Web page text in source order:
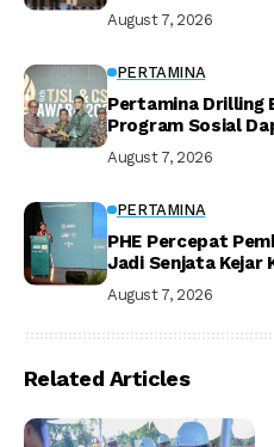
August 7, 2026
PERTAMINA
Pertamina Drilling
Program Sosial
August 7, 2026
PERTAMINA
PHE Percepat
Jadi Senjata Kejar
August 7, 2026
Related Articles